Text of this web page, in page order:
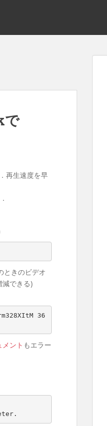
で
再生速度を早
ときのビデオ
できる)
36
ント もエラー